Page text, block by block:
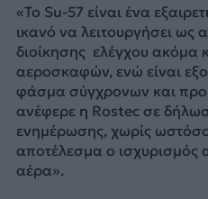
«Το Su-57 είναι ένα
ικανό να λειτουργήσει ως
διοίκησης ελέγχου ακόμα
αεροσκαφών, ενώ είναι
φάσμα σύγχρονων και
ανέφερε η Rostec σε
ενημέρωσης, χωρίς ωστόσο
αποτέλεσμα ο ισχυρισμός
αέρα».